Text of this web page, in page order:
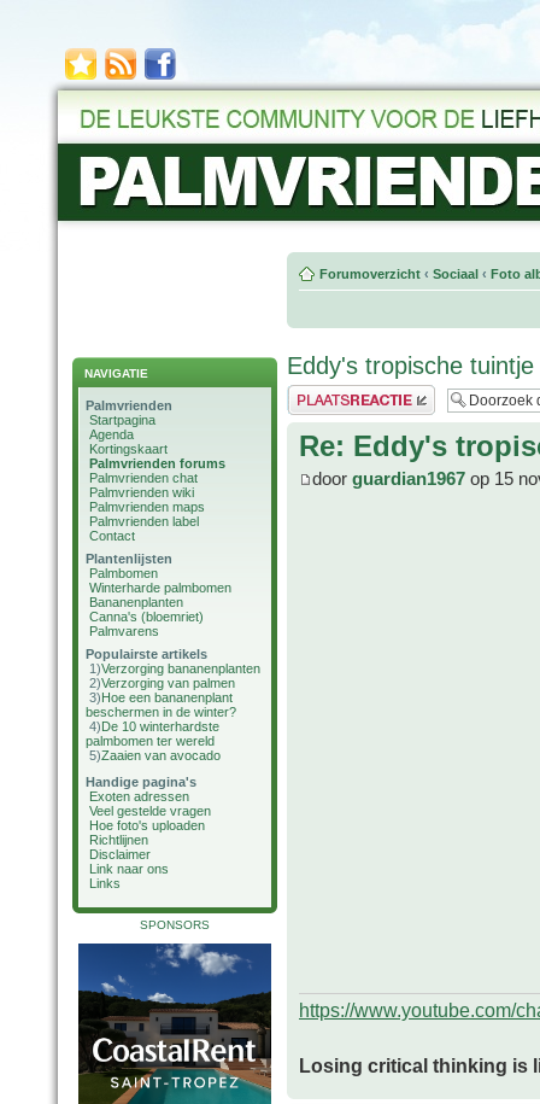
NAVIGATIE
Palmvrienden
Startpagina
Agenda
Kortingskaart
Palmvrienden forums
Palmvrienden chat
Palmvrienden wiki
Palmvrienden maps
Palmvrienden label
Contact
Plantenlijsten
Palmbomen
Winterharde palmbomen
Bananenplanten
Canna's (bloemriet)
Palmvarens
Populairste artikels
1)Verzorging bananenplanten
2)Verzorging van palmen
3)Hoe een bananenplant
beschermen in de winter?
4)De 10 winterhardste
palmbomen ter wereld
5)Zaaien van avocado
Handige pagina's
Exoten adressen
Veel gestelde vragen
Hoe foto's uploaden
Richtlijnen
Disclaimer
Link naar ons
Links
SPONSORS
Forumoverzicht ‹ Sociaal ‹ Foto
Eddy's tropische
Plaats een reactie
Re: Eddy's
door guardian1967 op 15
https://www.youtube.com/
Losing critical thinking is